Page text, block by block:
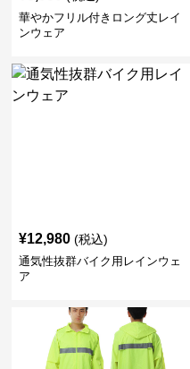
華やかフリル付きロング丈レイ
ンウェア
¥12,980 (税込)
通気性抜群バイク用レインウェ
ア